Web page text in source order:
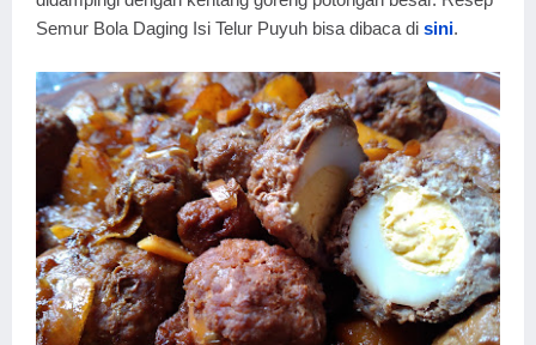
Semur Bola Daging Isi Telur Puyuh bisa dibaca di sini.